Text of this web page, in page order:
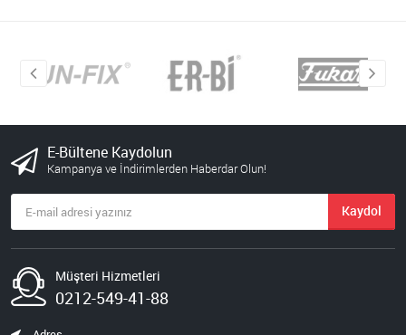
E-Bültene Kaydolun
Kampanya ve İndirimlerden Haberdar Olun!
Kaydol
Müşteri Hizmetleri
0212-549-41-88